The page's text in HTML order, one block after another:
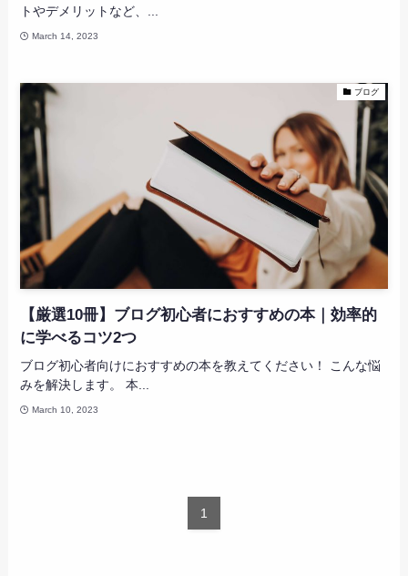
トやデメリットなど、...
March 14, 2023
ブログ
【厳選10冊】ブログ初心者におすすめの本｜効率的
に学べるコツ2つ
ブログ初心者向けにおすすめの本を教えてください！ こんな悩
みを解決します。 本...
March 10, 2023
1